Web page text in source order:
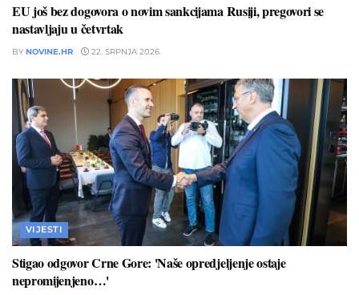
EU još bez dogovora o novim sankcijama Rusiji, pregovori se
nastavljaju u četvrtak
BY NOVINE.HR 22. SRPNJA 2026.
VIJESTI
Stigao odgovor Crne Gore: 'Naše opredjeljenje ostaje
nepromijenjeno…'